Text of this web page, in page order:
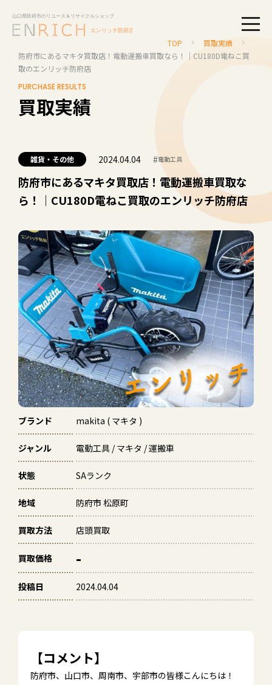
TOP
買取実績
防府市にあるマキタ買取店！電動運搬車買取なら！｜CU180D電ねこ買
取のエンリッチ防府店
PURCHASE RESULTS
買取実績
雑貨・その他 2024.04.04 #電動工具
防府市にあるマキタ買取店！電動運搬車買取な
ら！｜CU180D電ねこ買取のエンリッチ防府店
ブランド makita ( マキタ )
ジャンル 電動工具 / マキタ / 運搬車
状態 SAランク
地域 防府市 松原町
買取方法 店頭買取
買取価格 -
投稿日 2024.04.04
【コメント】
防府市、山口市、周南市、宇部市の皆様こんにちは！